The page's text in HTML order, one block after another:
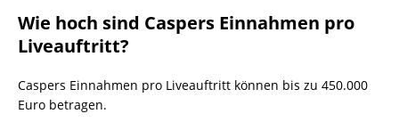
Wie hoch sind Caspers Einnahmen pro
Liveauftritt?
Caspers Einnahmen pro Liveauftritt können bis zu 450.000
Euro betragen.